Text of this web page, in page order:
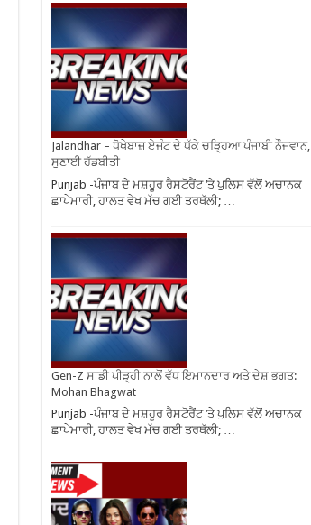
Jalandhar – ਧੋਖੇਬਾਜ਼ ਏਜੰਟ ਦੇ ਧੱਕੇ ਚੜ੍ਹਿਆ ਪੰਜਾਬੀ ਨੌਜਵਾਨ,
ਸੁਣਾਈ ਹੱਡਬੀਤੀ
Punjab -ਪੰਜਾਬ ਦੇ ਮਸ਼ਹੂਰ ਰੈਸਟੋਰੈਂਟ ‘ਤੇ ਪੁਲਿਸ ਵੱਲੋਂ ਅਚਾਨਕ
ਛਾਪੇਮਾਰੀ, ਹਾਲਤ ਵੇਖ ਮੱਚ ਗਈ ਤਰਥੱਲੀ; …
Gen-Z ਸਾਡੀ ਪੀੜ੍ਹੀ ਨਾਲੋਂ ਵੱਧ ਇਮਾਨਦਾਰ ਅਤੇ ਦੇਸ਼ ਭਗਤ:
Mohan Bhagwat
Punjab -ਪੰਜਾਬ ਦੇ ਮਸ਼ਹੂਰ ਰੈਸਟੋਰੈਂਟ ‘ਤੇ ਪੁਲਿਸ ਵੱਲੋਂ ਅਚਾਨਕ
ਛਾਪੇਮਾਰੀ, ਹਾਲਤ ਵੇਖ ਮੱਚ ਗਈ ਤਰਥੱਲੀ; …